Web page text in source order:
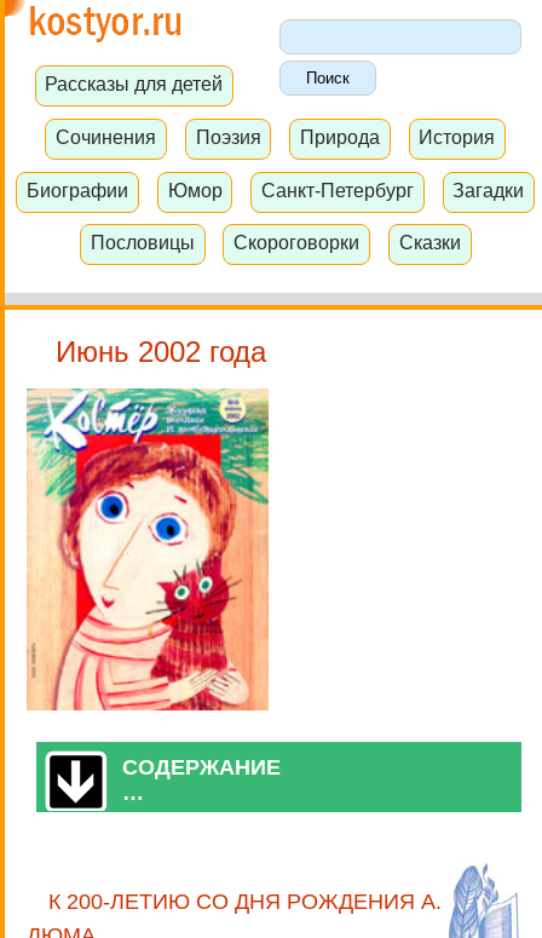
Рассказы для детей
Сочинения Поэзия Природа История
Биографии Юмор Санкт-Петербург Загадки
Пословицы Скороговорки Сказки
Июнь 2002 года
СОДЕРЖАНИЕ
…
К 200-ЛЕТИЮ СО ДНЯ РОЖДЕНИЯ А.